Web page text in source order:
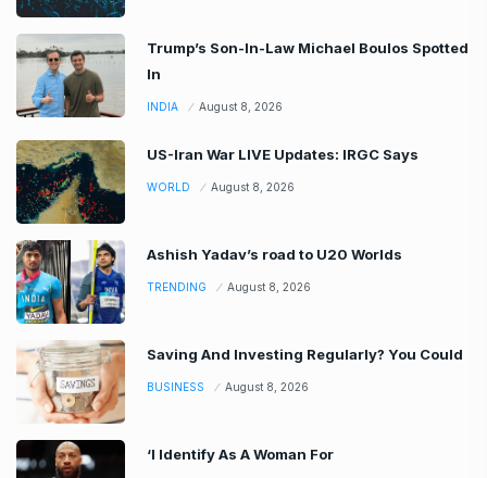
Trump’s Son-In-Law Michael Boulos Spotted
In
INDIA August 8, 2026
US-Iran War LIVE Updates: IRGC Says
WORLD August 8, 2026
Ashish Yadav’s road to U20 Worlds
TRENDING August 8, 2026
Saving And Investing Regularly? You Could
BUSINESS August 8, 2026
‘I Identify As A Woman For